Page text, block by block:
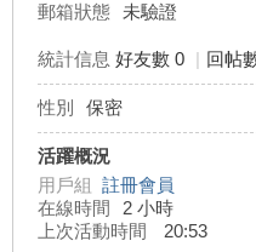
郵箱狀態 未驗證
統計信息 好友數 0 | 回帖
性別 保密
活躍概況
用戶組 註冊會員
在線時間
2 小時
上次活動時間
20:53